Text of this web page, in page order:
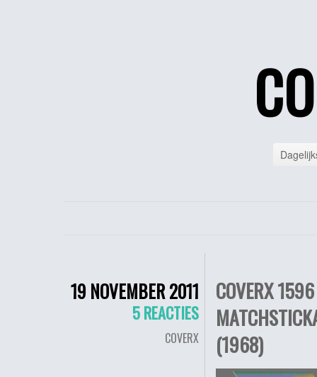
19 NOVEMBER 2011
5 REACTIES
COVERX
COVERX
(1968)